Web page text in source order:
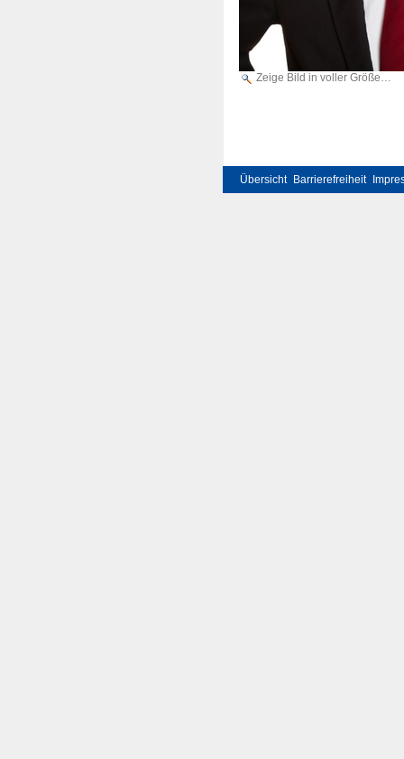
Zeige Bild in voller Größe…
Übersicht Barrierefreiheit